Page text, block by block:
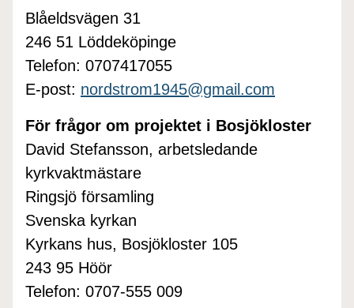
Blåeldsvägen 31
246 51 Löddeköpinge
Telefon: 0707417055
E-post: nordstrom1945@gmail.com
För frågor om projektet i Bosjökloster
David Stefansson, arbetsledande
kyrkvaktmästare
Ringsjö församling
Svenska kyrkan
Kyrkans hus, Bosjökloster 105
243 95 Höör
Telefon: 0707-555 009